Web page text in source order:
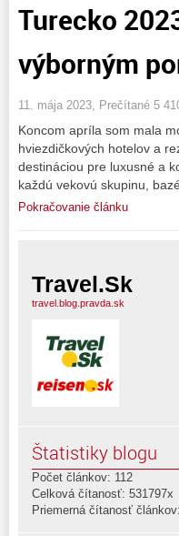
Turecko
výborným
11. mája 2023, Prečítané 5
Koncom apríla som mala
hviezdičkových hotelov a
destináciou pre luxusné a
každú vekovú skupinu,
Pokračovanie článku
Travel.Sk
travel.blog.pravda.sk
Štatistiky blogu
Počet článkov: 112
Celková čítanosť: 531797x
Priemerná čítanosť